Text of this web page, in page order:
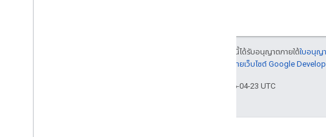
เนื้อหาของหน้าเว็บนี้ได้รับอนุญาตภายใต้ใบอนุญ
นโยบายเว็บไซต์ Google
อัปเดตล่าสุด 2026-04-23 UTC